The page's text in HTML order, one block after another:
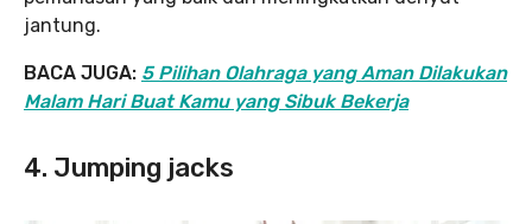
jantung.
BACA JUGA: 5 Pilihan Olahraga yang Aman Dilakukan
Malam Hari Buat Kamu yang Sibuk Bekerja
4. Jumping jacks